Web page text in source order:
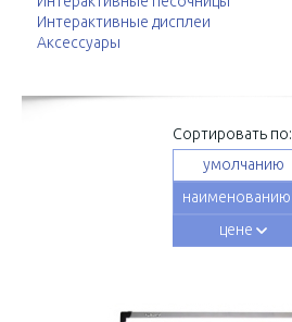
Интерактивные дисплеи
Аксессуары
Сортировать по:
умолчанию
наименованию
цене